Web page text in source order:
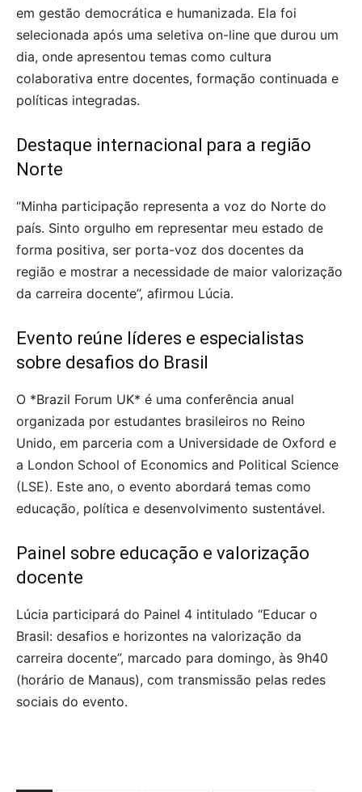
em gestão democrática e humanizada. Ela foi
selecionada após uma seletiva on-line que durou um
dia, onde apresentou temas como cultura
colaborativa entre docentes, formação continuada e
políticas integradas.
Destaque internacional para a região
Norte
“Minha participação representa a voz do Norte do
país. Sinto orgulho em representar meu estado de
forma positiva, ser porta-voz dos docentes da
região e mostrar a necessidade de maior valorização
da carreira docente”, afirmou Lúcia.
Evento reúne líderes e especialistas
sobre desafios do Brasil
O *Brazil Forum UK* é uma conferência anual
organizada por estudantes brasileiros no Reino
Unido, em parceria com a Universidade de Oxford e
a London School of Economics and Political Science
(LSE). Este ano, o evento abordará temas como
educação, política e desenvolvimento sustentável.
Painel sobre educação e valorização
docente
Lúcia participará do Painel 4 intitulado “Educar o
Brasil: desafios e horizontes na valorização da
carreira docente”, marcado para domingo, às 9h40
(horário de Manaus), com transmissão pelas redes
sociais do evento.